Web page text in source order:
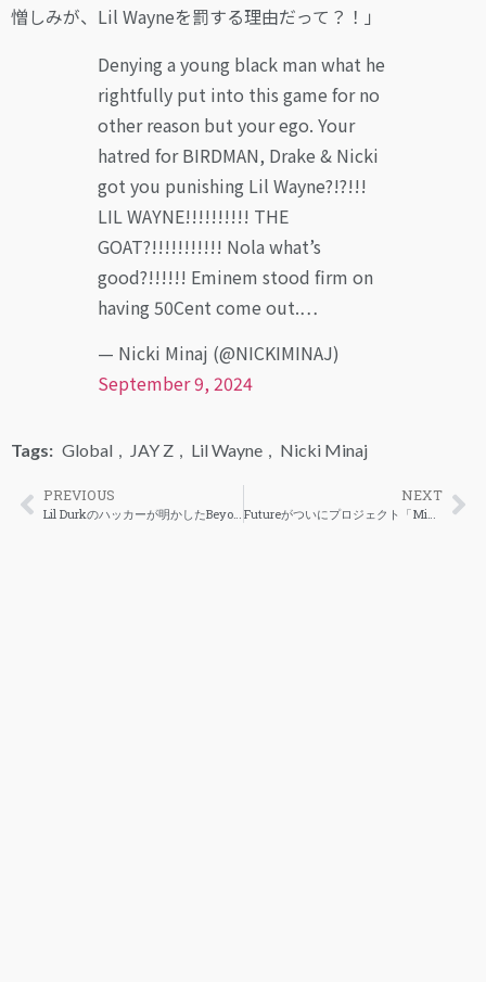
憎しみが、Lil Wayneを罰する理由だって？！」
Denying a young black man what he
rightfully put into this game for no
other reason but your ego. Your
hatred for BIRDMAN, Drake & Nicki
got you punishing Lil Wayne?!?!!!
LIL WAYNE!!!!!!!!!! THE
GOAT?!!!!!!!!!!! Nola what’s
good?!!!!!! Eminem stood firm on
having 50Cent come out.…
— Nicki Minaj (@NICKIMINAJ)
September 9, 2024
Tags: Global , JAY Z , Lil Wayne , Nicki Minaj
PREVIOUS
Lil Durkのハッカーが明かしたBeyoncéのチューチャリング料金
NEXT
Futureがついにプロジェクト「Mixtape Pluto」の正式なリリース日を公開